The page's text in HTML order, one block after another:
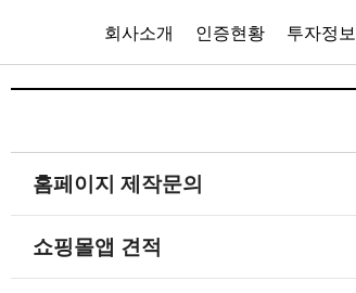
회사소개 인증현황 투자정보
홈페이지 제작문의
쇼핑몰앱 견적